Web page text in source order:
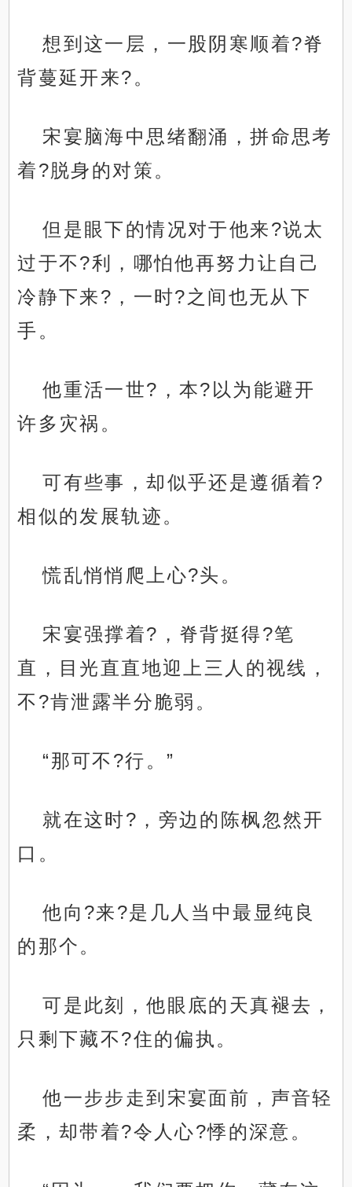
想到这一层，一股阴寒顺着?脊
背蔓延开来?。
宋宴脑海中思绪翻涌，拼命思考
着?脱身的对策。
但是眼下的情况对于他来?说太
过于不?利，哪怕他再努力让自己
冷静下来?，一时?之间也无从下
手。
他重活一世?，本?以为能避开
许多灾祸。
可有些事，却似乎还是遵循着?
相似的发展轨迹。
慌乱悄悄爬上心?头。
宋宴强撑着?，脊背挺得?笔
直，目光直直地迎上三人的视线，
不?肯泄露半分脆弱。
“那可不?行。”
就在这时?，旁边的陈枫忽然开
口。
他向?来?是几人当中最显纯良
的那个。
可是此刻，他眼底的天真褪去，
只剩下藏不?住的偏执。
他一步步走到宋宴面前，声音轻
柔，却带着?令人心?悸的深意。